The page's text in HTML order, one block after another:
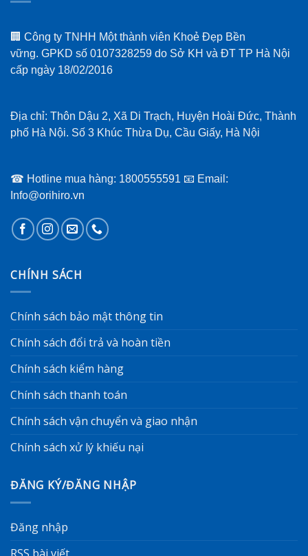
🏢 Công ty TNHH Một thành viên Khoẻ Đẹp Bền
vững. GPKD số 0107328259 do Sở KH và ĐT TP Hà Nội
cấp ngày 18/02/2016
Địa chỉ: Thôn Dậu 2, Xã Di Trạch, Huyện Hoài Đức, Thành
phố Hà Nội. Số 3 Khúc Thừa Dụ, Cầu Giấy, Hà Nội
☎ Hotline mua hàng: 1800555591 📧 Email:
Info@orihiro.vn
CHÍNH SÁCH
Chính sách bảo mật thông tin
Chính sách đổi trả và hoàn tiền
Chính sách kiểm hàng
Chính sách thanh toán
Chính sách vận chuyển và giao nhận
Chính sách xử lý khiếu nại
ĐĂNG KÝ/ĐĂNG NHẬP
Đăng nhập